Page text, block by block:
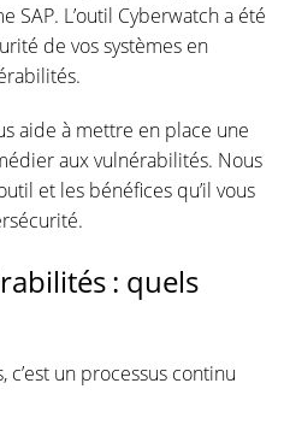
L’outil Cyberwatch a été
de vos systèmes en
aide à mettre en place une
aux vulnérabilités. Nous
et les bénéfices qu’il vous
: quels
un processus continu